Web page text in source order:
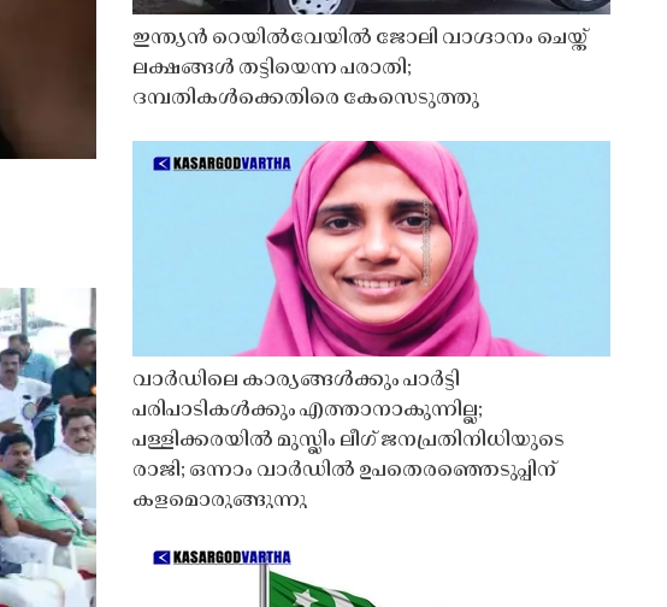
ഇന്ത്യൻ റെയിൽവേയിൽ ജോലി വാഗ്ദാനം ചെയ്ത്
ലക്ഷങ്ങൾ തട്ടിയെന്ന പരാതി;
ദമ്പതികൾക്കെതിരെ കേസെടുത്തു
വാർഡിലെ കാര്യങ്ങൾക്കും പാർട്ടി
പരിപാടികൾക്കും എത്താനാകുന്നില്ല;
പള്ളിക്കരയിൽ മുസ്ലിം ലീഗ് ജനപ്രതിനിധിയുടെ
രാജി; ഒന്നാം വാർഡിൽ ഉപതെരഞ്ഞെടുപ്പിന്
കളമൊരുങ്ങുന്നു